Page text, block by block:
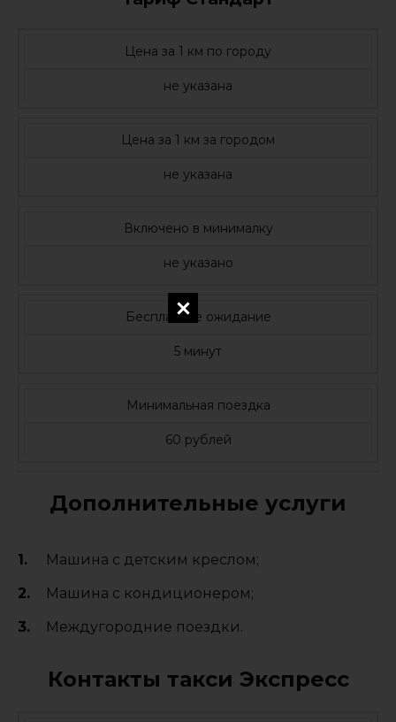
Цена за 1 км по городу
не указана
Цена за 1 км за городом
не указана
Включено в минималку
не указано
Бесплатное ожидание
5 минут
Минимальная поездка
60 рублей
Дополнительные услуги
Машина с детским креслом;
Машина с кондиционером;
Междугородние поездки.
Контакты такси Экспресс